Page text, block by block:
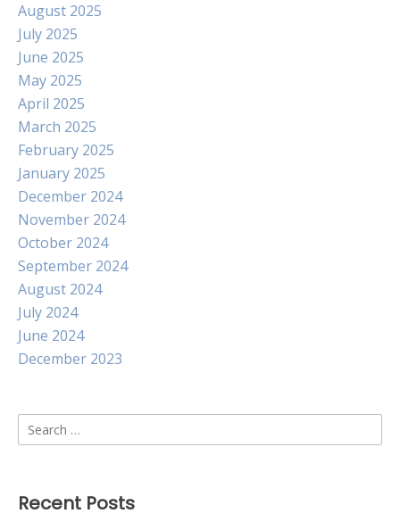
August 2025
July 2025
June 2025
May 2025
April 2025
March 2025
February 2025
January 2025
December 2024
November 2024
October 2024
September 2024
August 2024
July 2024
June 2024
December 2023
Search
for:
Recent Posts